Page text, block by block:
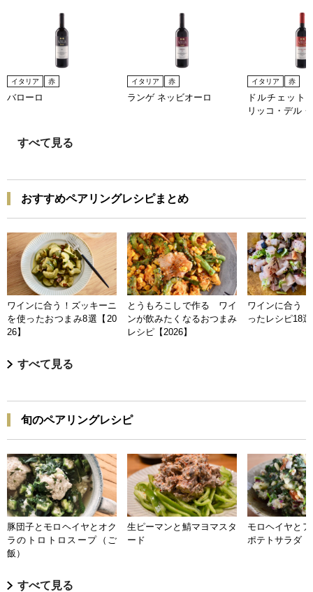
イタリア 赤
バローロ
イタリア 赤
ランゲ ネッビオーロ
イタリア 赤
ドルチェット
リッコ・デル
すべて見る
おすすめペアリングレシピまとめ
ワインに合う！ズッキーニ
を使ったおつまみ8選【20
26】
とうもろこしで作る ワイ
ンが飲みたくなるおつまみ
レシピ【2026】
ワインに合う
ったレシピ18
すべて見る
旬のペアリングレシピ
豚団子とモロヘイヤとオク
ラのトロトロスープ（ご
飯）
生ピーマンと鯖マヨマスタ
ード
モロヘイヤと
ポテトサラダ
すべて見る